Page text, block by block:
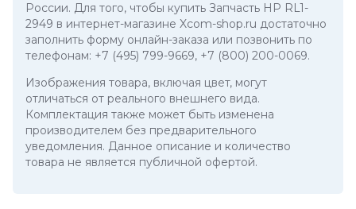
России. Для того, чтобы купить Запчасть HP RL1-
2949 в интернет-магазине Xcom-shop.ru достаточно
заполнить форму онлайн-заказа или позвонить по
телефонам: +7 (495) 799-9669, +7 (800) 200-0069.
Изображения товара, включая цвет, могут
отличаться от реального внешнего вида.
Комплектация также может быть изменена
производителем без предварительного
уведомления. Данное описание и количество
товара не является публичной офертой.